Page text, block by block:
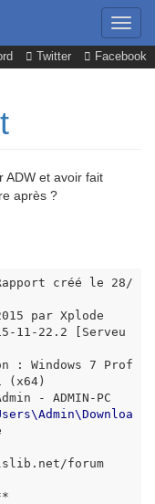
Twitter Facebook
ADW et avoir fait
après ?
créé le 28/
par Xplode
11-22.2 [Serveu
: Windows 7 Prof
(x64)
- ADMIN-PC
\Admin\Downloa
forum